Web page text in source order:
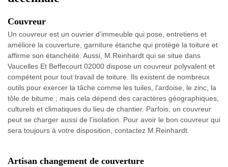
Couvreur
Un couvreur est un ouvrier d’immeuble qui pose, entretiens et
améliore la couverture, garniture étanche qui protège la toiture et
affirme son étanchéité. Aussi, M.Reinhardt qui se situe dans
Vaucelles Et Beffecourt 02000 dispose un couvreur polyvalent et
compétent pour tout travail de toiture. Ils existent de nombreux
outils pour exercer la tâche comme les tuiles, l’ardoise, le zinc, la
tôle de bitume ; mais cela dépend des caractères géographiques,
culturels et climatiques du lieu de chantier. Parfois, un couvreur
peut se charger aussi de l’isolation. Pour avoir le bon couvreur qui
sera toujours à votre disposition, contactez M.Reinhardt.
Artisan changement de couverture